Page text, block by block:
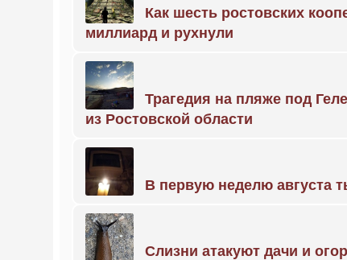
Как шесть ростовских
миллиард и рухнули
Трагедия на пляже под
из Ростовской области
В первую неделю августа
Слизни атакуют дачи и